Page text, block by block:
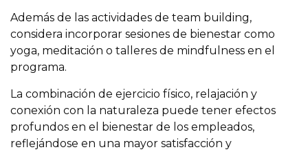
Además de las actividades de team building,
considera incorporar sesiones de bienestar como
yoga, meditación o talleres de mindfulness en el
programa.
La combinación de ejercicio físico, relajación y
conexión con la naturaleza puede tener efectos
profundos en el bienestar de los empleados,
reflejándose en una mayor satisfacción y